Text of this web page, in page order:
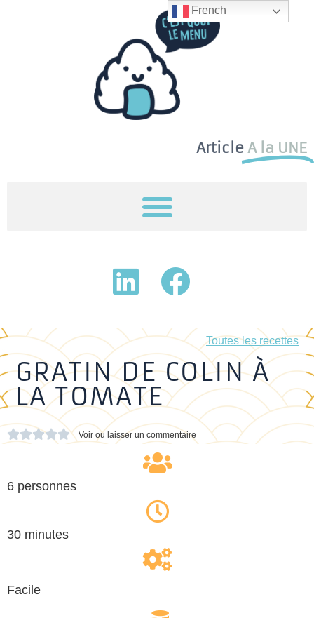
Article A la UNE
Toutes les recettes
GRATIN DE COLIN À
LA TOMATE
 Voir ou laisser un commentaire
6 personnes
30 minutes
Facile
French